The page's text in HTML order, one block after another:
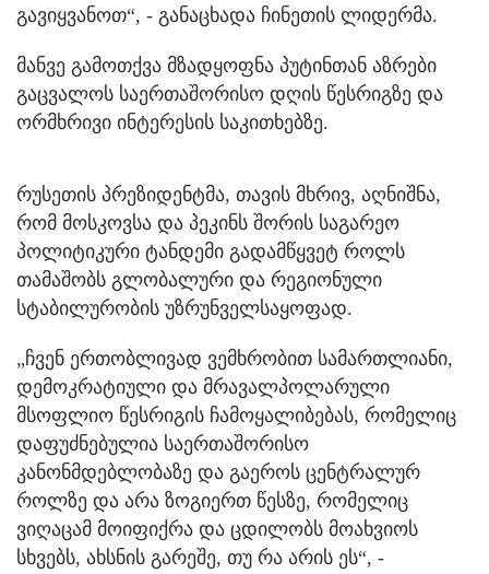
გავიყვანოთ“, - განაცხადა ჩინეთის ლიდერმა.
მანვე გამოთქვა მზადყოფნა პუტინთან აზრები
გაცვალოს საერთაშორისო დღის წესრიგზე და
ორმხრივი ინტერესის საკითხებზე.
რუსეთის პრეზიდენტმა, თავის მხრივ, აღნიშნა,
რომ მოსკოვსა და პეკინს შორის საგარეო
პოლიტიკური ტანდემი გადამწყვეტ როლს
თამაშობს გლობალური და რეგიონული
სტაბილურობის უზრუნველსაყოფად.
„ჩვენ ერთობლივად ვემხრობით სამართლიანი,
დემოკრატიული და მრავალპოლარული
მსოფლიო წესრიგის ჩამოყალიბებას, რომელიც
დაფუძნებულია საერთაშორისო
კანონმდებლობაზე და გაეროს ცენტრალურ
როლზე და არა ზოგიერთ წესზე, რომელიც
ვიღაცამ მოიფიქრა და ცდილობს მოახვიოს
სხვებს, ახსნის გარეშე, თუ რა არის ეს“, -